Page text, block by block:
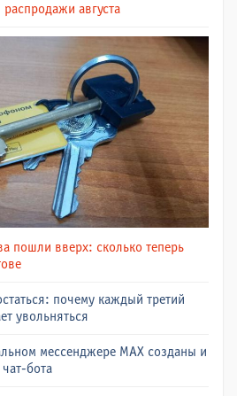
распродажи августа
пошли вверх: сколько теперь
почему каждый третий
увольняться
мессенджере МАХ созданы и
бота